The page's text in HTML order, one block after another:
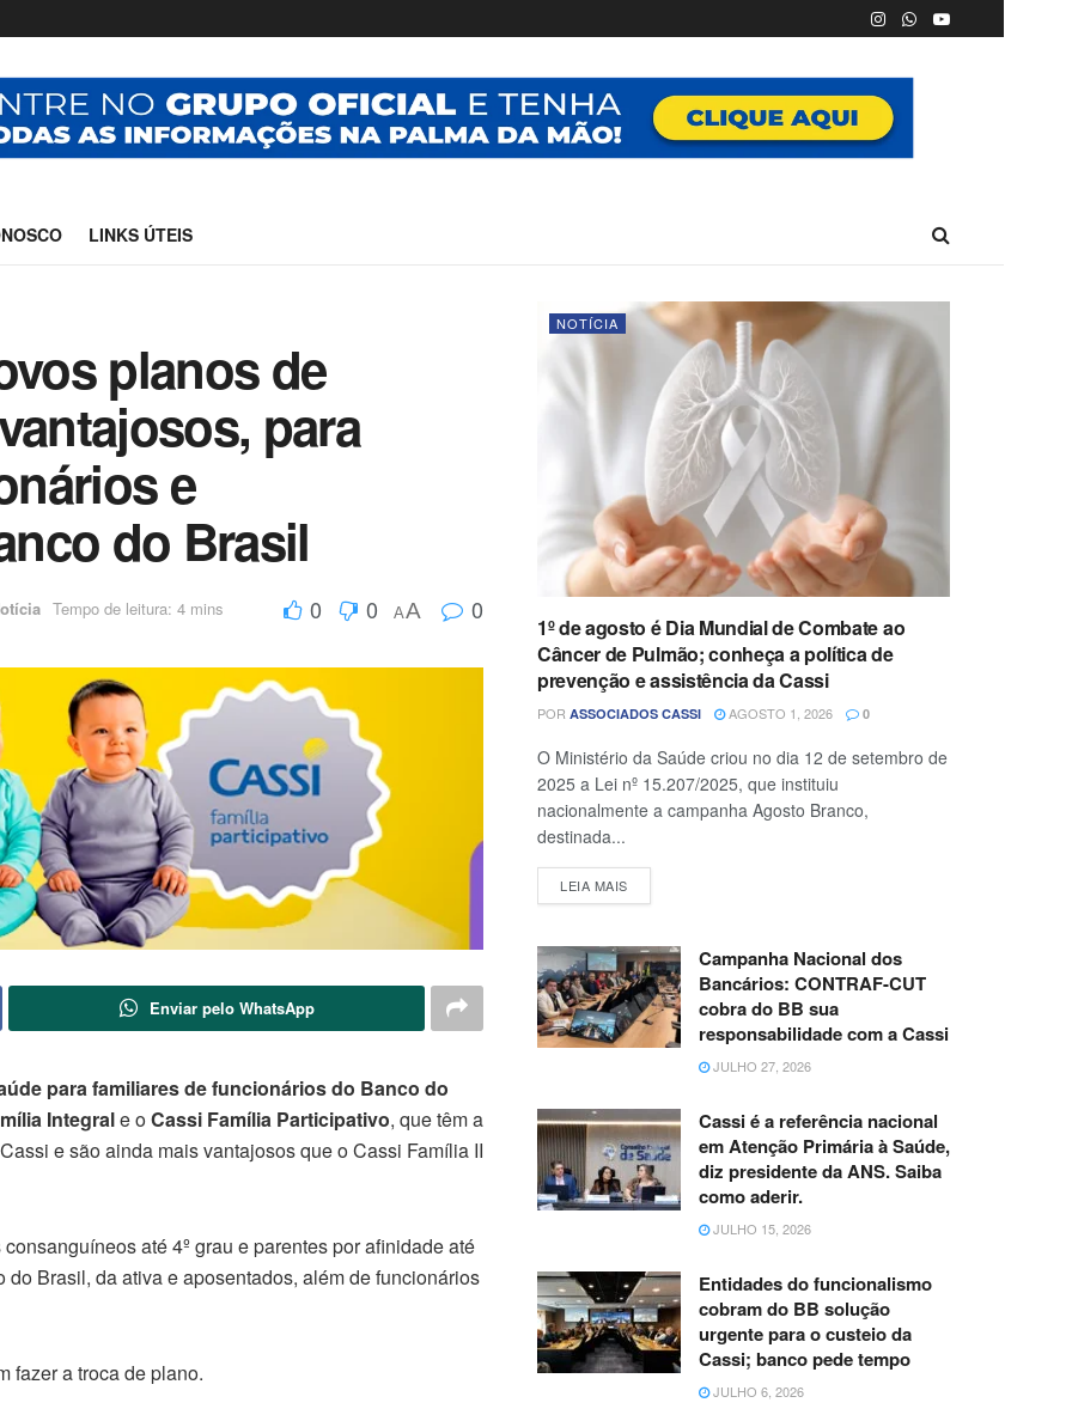
LINKS ÚTEIS
planos de
para
e
do Brasil
Tempo de leitura: 4 mins 0 0 AA 0
Enviar pelo WhatsApp
para familiares de funcionários do Banco do
Integrale oCassi Família Participativo, que têm a
e são ainda mais vantajosos que o Cassi Família II
até 4º grau e parentes por afinidade até
Brasil, da ativa e aposentados, além de funcionários
fazer a troca de plano.
NOTÍCIA
1º de agosto é Dia Mundial de Combate ao
Câncer de Pulmão; conheça a política de
prevenção e assistência da Cassi
POR ASSOCIADOS CASSI AGOSTO 1, 2026 0
O Ministério da Saúde criou no dia 12 de setembro de
2025 a Lei nº 15.207/2025, que instituiu
nacionalmente a campanha Agosto Branco,
destinada...
LEIA MAIS
Campanha Nacional dos
Bancários: CONTRAF-CUT
cobra do BB sua
responsabilidade com a Cassi
JULHO 27, 2026
Cassi é a referência nacional
em Atenção Primária à Saúde,
diz presidente da ANS. Saiba
como aderir.
JULHO 15, 2026
Entidades do funcionalismo
cobram do BB solução
urgente para o custeio da
Cassi; banco pede tempo
JULHO 6, 2026